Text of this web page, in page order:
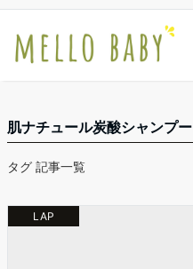
肌ナチュール炭酸シャンプー
タグ 記事一覧
LAP